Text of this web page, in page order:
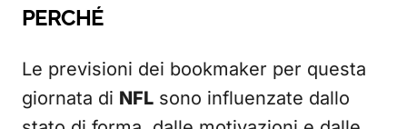
PERCHÉ
Le previsioni dei bookmaker per questa
giornata di NFL sono influenzate dallo